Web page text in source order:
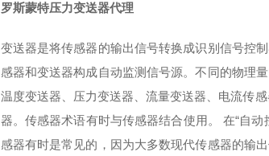
罗斯蒙特压力变送器代理
变送器是将传感器的输出信号转换成识别信号控
感器和变送器构成自动监测信号源。不同的物理
温度变送器、压力变送器、流量变送器、电流传
器。传感器术语有时与传感器结合使用。 在“自
感器有时是常见的，因为大多数现代传感器的输